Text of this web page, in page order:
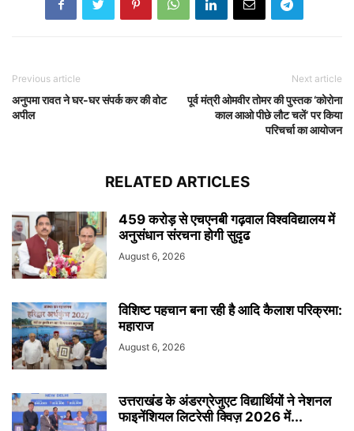
Previous article
अनुपमा रावत ने घर-घर संपर्क कर की वोट
अपील
Next article
पूर्व मंत्री ओमवीर तोमर की पुस्तक ‘कोरोना
काल आओ पीछे लौट चलें‘ पर किया
परिचर्चा का आयोजन
RELATED ARTICLES
459 करोड़ से एचएनबी गढ़वाल विश्वविद्यालय में
अनुसंधान संरचना होगी सुदृढ
August 6, 2026
विशिष्ट पहचान बना रही है आदि कैलाश परिक्रमा:
महाराज
August 6, 2026
उत्तराखंड के अंडरग्रेजुएट विद्यार्थियों ने नेशनल
फाइनेंशियल लिटरेसी क्विज़ 2026 में...